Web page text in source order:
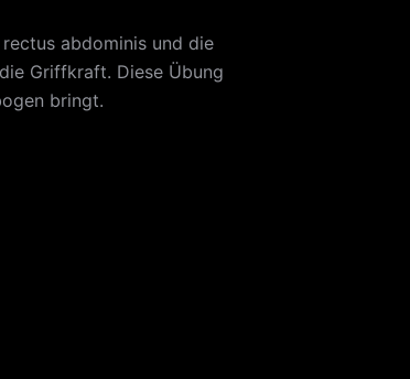
abdominis und die
Griffkraft. Diese Übung
bringt.